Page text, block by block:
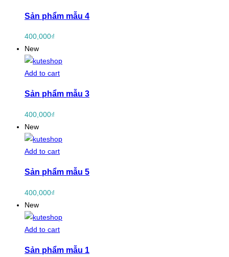
Sản phẩm mẫu 4
400,000₫
New
Add to cart
Sản phẩm mẫu 3
400,000₫
New
Add to cart
Sản phẩm mẫu 5
400,000₫
New
Add to cart
Sản phẩm mẫu 1